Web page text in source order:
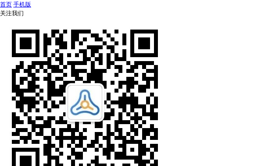
首页 手机版
关注我们